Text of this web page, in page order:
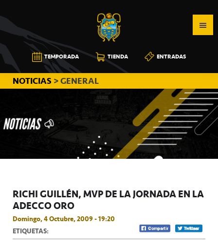
a
la
navegación
principal
al
contenido
principal
a
la
barra
lateral
principal
CB
CANARIAS
TEMPORADA TIENDA ENTRADAS
NOTICIAS > GENERAL
RICHI GUILLÉN, MVP DE LA JORNADA EN LA
ADECCO ORO
Domingo, 4 Octubre, 2009 - 19:20
ETIQUETAS: